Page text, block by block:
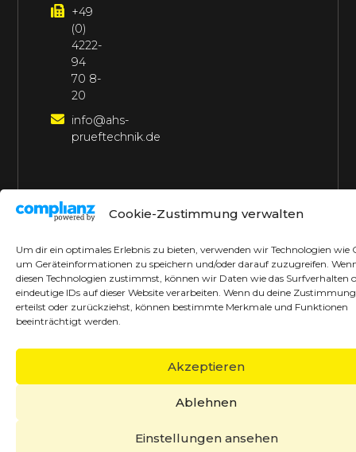
Cookie-Zustimmung verwalten
Um dir ein optimales Erlebnis zu bieten, verwenden wir Technologien wie
um Geräteinformationen zu speichern und/oder darauf zuzugreifen.
diesen Technologien zustimmst, können wir Daten wie das Surfverhalten
eindeutige IDs auf dieser Website verarbeiten. Wenn du deine
erteilst oder zurückziehst, können bestimmte Merkmale und Funktionen
beeinträchtigt werden.
Akzeptieren
Ablehnen
Einstellungen ansehen
+49
(0)
4222-
94
70 8-
20
info@ahs-
prueftechnik.de
©2026 AHS PrüftechnikAlle Rechte vorbehalten